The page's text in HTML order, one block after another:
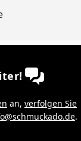
an, verfolgen Sie
.